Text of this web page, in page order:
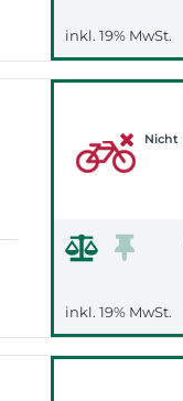
inkl. 19% MwSt.
Nicht
inkl. 19% MwSt.